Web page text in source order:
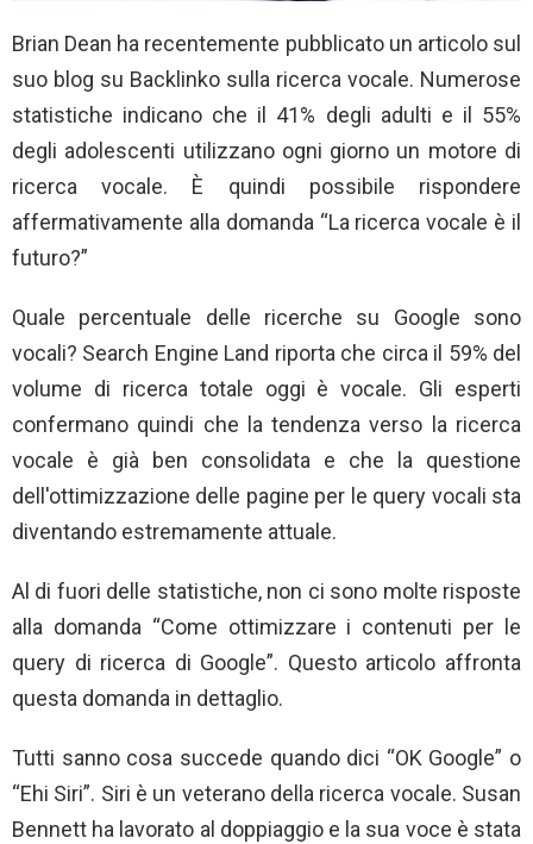
Brian Dean ha recentemente pubblicato un articolo sul
suo blog su Backlinko sulla ricerca vocale. Numerose
statistiche indicano che il 41% degli adulti e il 55%
degli adolescenti utilizzano ogni giorno un motore di
ricerca vocale. È quindi possibile rispondere
affermativamente alla domanda “La ricerca vocale è il
futuro?”
Quale percentuale delle ricerche su Google sono
vocali? Search Engine Land riporta che circa il 59% del
volume di ricerca totale oggi è vocale. Gli esperti
confermano quindi che la tendenza verso la ricerca
vocale è già ben consolidata e che la questione
dell'ottimizzazione delle pagine per le query vocali sta
diventando estremamente attuale.
Al di fuori delle statistiche, non ci sono molte risposte
alla domanda “Come ottimizzare i contenuti per le
query di ricerca di Google”. Questo articolo affronta
questa domanda in dettaglio.
Tutti sanno cosa succede quando dici “OK Google” o
“Ehi Siri”. Siri è un veterano della ricerca vocale. Susan
Bennett ha lavorato al doppiaggio e la sua voce è stata